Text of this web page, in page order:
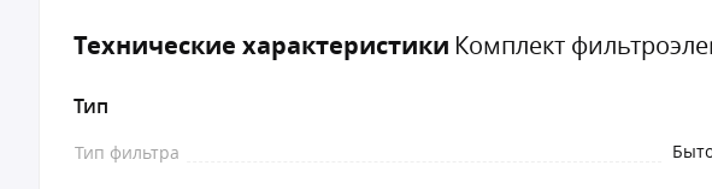
Технические характеристики Комплект
Тип
Тип фильтра